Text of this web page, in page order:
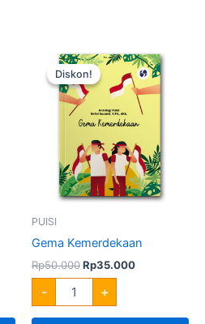
Diskon!
Diskon!
PUISI
Gema Kemerdekaan
Rp50.000
Harga
aslinya
adalah:
Rp50.000.
Rp35.000
Harga
saat
ini
adalah:
Rp35.000.
-
Kuantitas
Gema
Kemerdekaan
+